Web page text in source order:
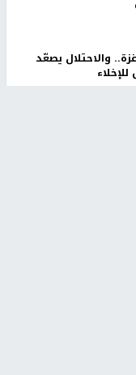
والاحتلال يصعّد